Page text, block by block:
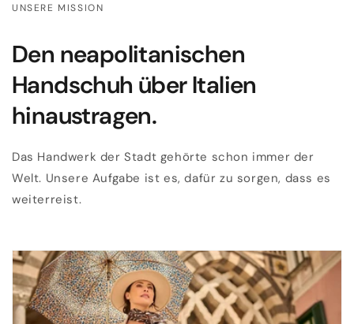
UNSERE MISSION
Den neapolitanischen
Handschuh über Italien
hinaustragen.
Das Handwerk der Stadt gehörte schon immer der
Welt. Unsere Aufgabe ist es, dafür zu sorgen, dass es
weiterreist.